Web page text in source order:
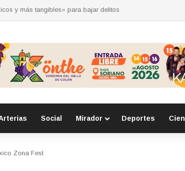
durante sesión estatal realizada en La Llave
Social Mirador Deportes
Zona Fest